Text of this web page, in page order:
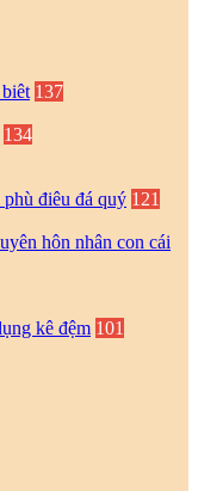
137
134
điêu đá quý 121
hôn nhân con cái
kê đệm 101